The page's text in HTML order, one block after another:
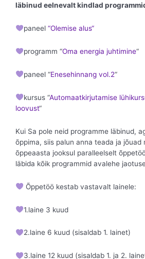
läbinud eelnevalt kindlad
paneel “Olemise alus“
programm “Oma energia juhtimine“
paneel “Enesehinnang vol.2“
kursus “Automaatkirjutamise
loovust“
Kui Sa pole neid programme läbinud,
õppima, siis palun anna teada ja jõuad
õppeaasta jooksul paralleelselt
läbida kõik programmid avalehe
Õppetöö kestab vastavalt lainele:
1.laine 3 kuud
2.laine 6 kuud (sisaldab 1. lainet)
3.laine 12 kuud (sisaldab 1. ja 2.